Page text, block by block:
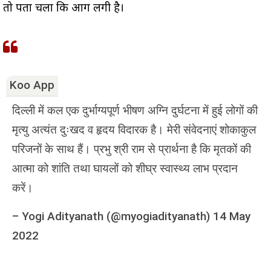
तो पता चला कि आग लगी है।
Koo App
दिल्ली में कल एक दुर्भाग्यपूर्ण भीषण अग्नि दुर्घटना में हुई लोगों की
मृत्यु अत्यंत दुःखद व हृदय विदारक है। मेरी संवेदनाएं शोकाकुल
परिजनों के साथ हैं। प्रभु श्री राम से प्रार्थना है कि मृतकों की
आत्मा को शांति तथा घायलों को शीघ्र स्वास्थ्य लाभ प्रदान
करें।
– Yogi Adityanath (@myogiadityanath) 14 May
2022